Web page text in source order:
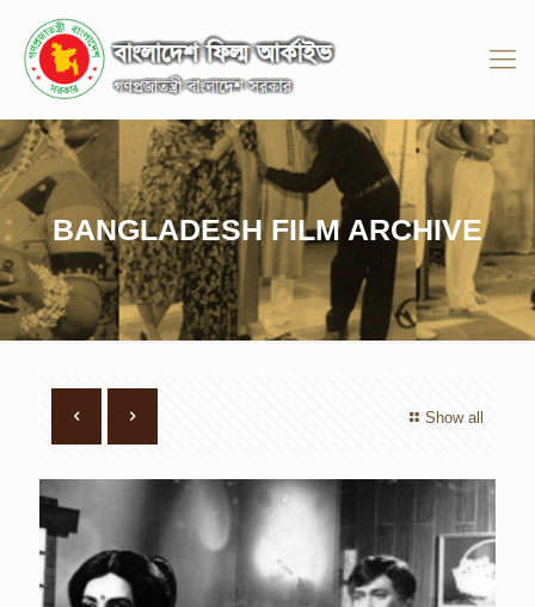
BANGLADESH FILM ARCHIVE
Show all